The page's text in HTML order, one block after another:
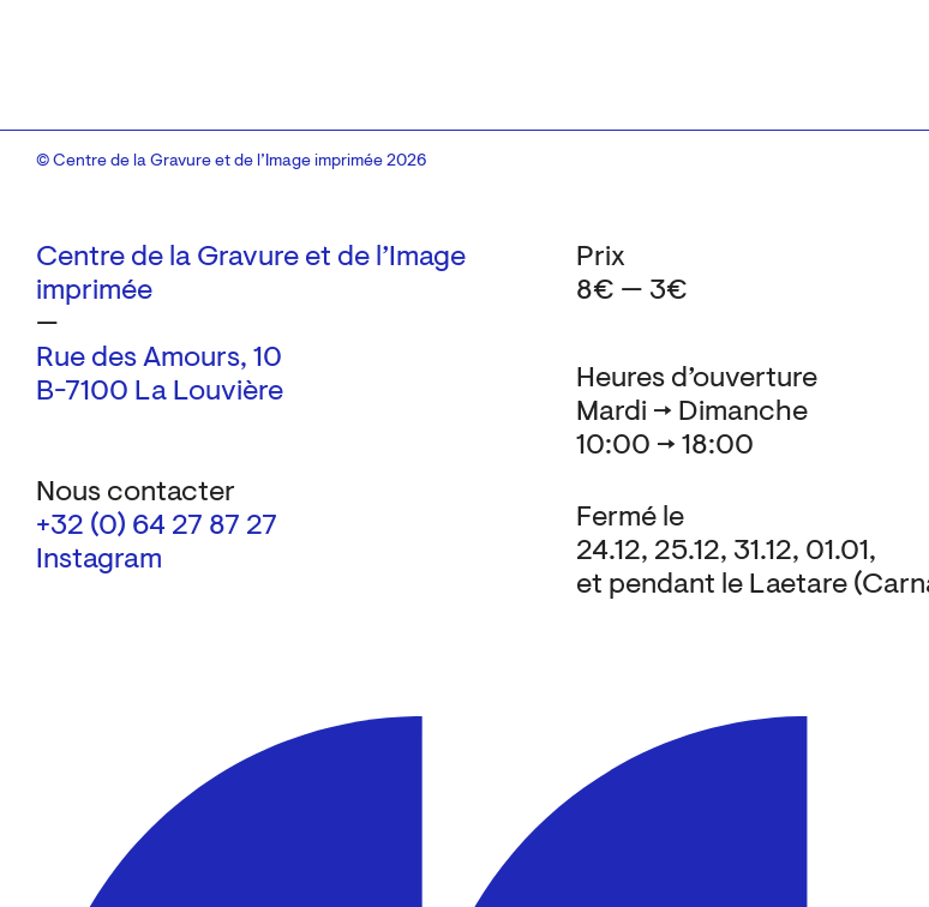
Centre de la Gravure et de l’Image
imprimée
—
Rue des Amours, 10
B-7100 La Louvière
Nous contacter
+32 (0) 64 27 87 27
Instagram
Heures d’ouverture
Mardi → Dimanche
10:00 → 18:00
Fermé le
24.12, 25.12, 31.12, 01.01,
et pendant le Laetare
Prix
8€ — 3€
© Centre de la Gravure et de l’Image imprimée 2026